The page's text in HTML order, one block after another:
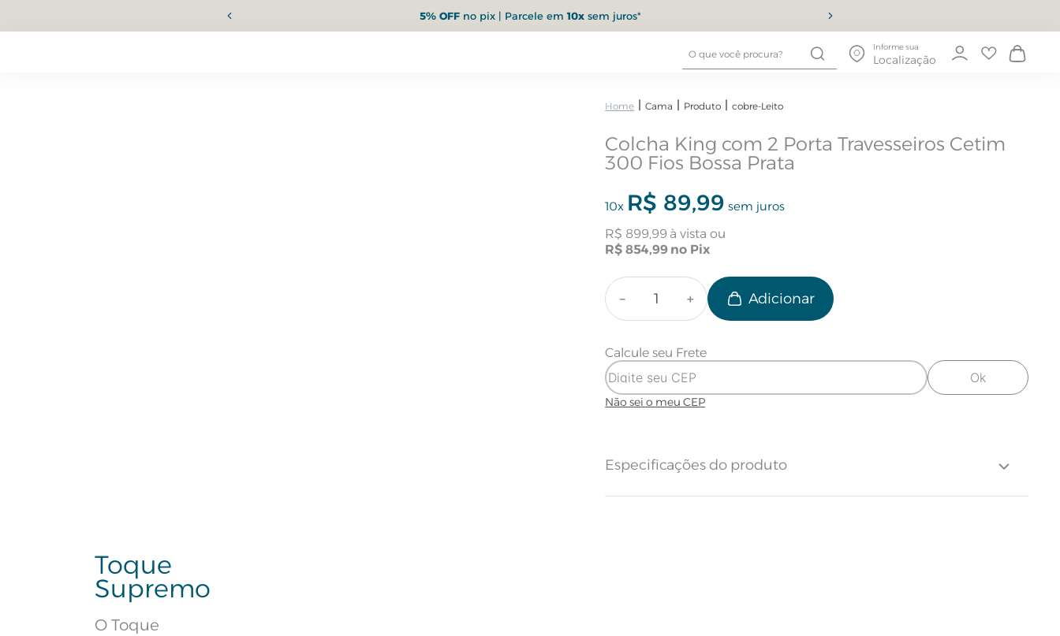
5% OFFno pix | Parcele em10xsem juros*
Informe sua
Localização
Cama Produto cobre-Leito
Colcha King com 2 Porta Travesseiros Cetim
300 Fios Bossa Prata
10x R$ 89,99 sem juros
R$ 899,99
R$ 854,99
＋
－
Calcule seu Frete
Ok
Não sei o meu CEP
Especificações do produto
Toque
Supremo
O Toque